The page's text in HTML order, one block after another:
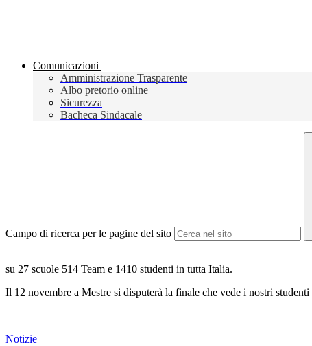
Comunicazioni
Amministrazione Trasparente
Albo pretorio online
Sicurezza
Bacheca Sindacale
Campo di ricerca per le pagine del sito
su 27 scuole 514 Team e 1410 studenti in tutta Italia.
Il 12 novembre a Mestre si disputerà la finale che vede i nostri
Notizie